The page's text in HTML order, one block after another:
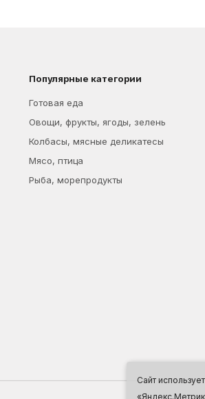
Сайт
Популярные категории
Готовая еда
Овощи, фрукты, ягоды, зелень
Колбасы, мясные деликатесы
Мясо, птица
Рыба, морепродукты